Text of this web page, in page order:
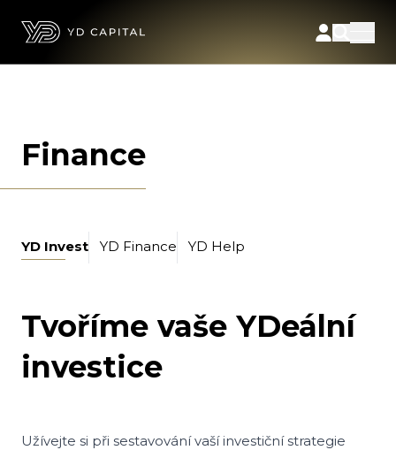
Finance
YD Invest YD Finance YD Help
Tvoříme vaše YDeální
investice
Užívejte si při sestavování vaší investiční strategie